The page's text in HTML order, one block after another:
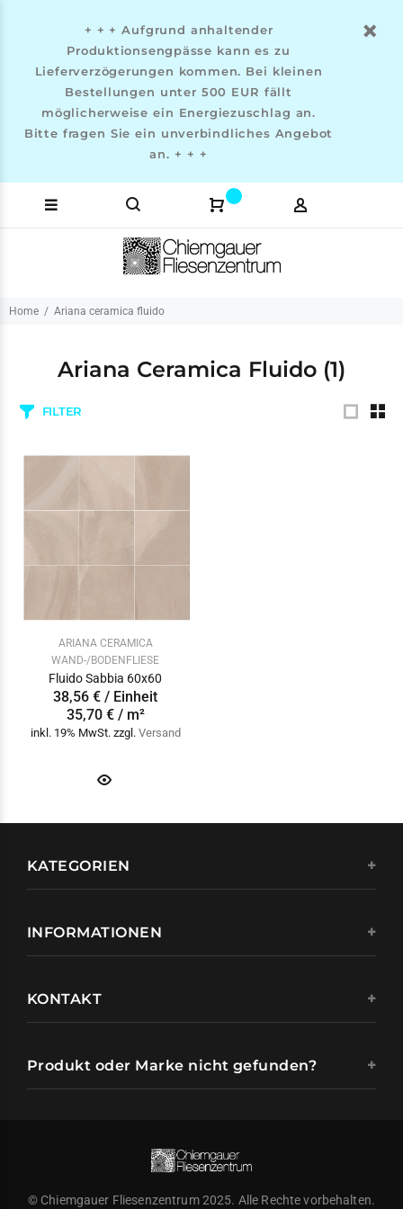
+ + + Aufgrund anhaltender
Produktionsengpässe kann es zu
Lieferverzögerungen kommen. Bei kleinen
Bestellungen unter 500 EUR fällt
möglicherweise ein Energiezuschlag an.
Bitte fragen Sie ein unverbindliches Angebot
an. + + +
Home Ariana ceramica fluido
Ariana Ceramica Fluido (1)
FILTER
ARIANA CERAMICA
WAND-/BODENFLIESE
Fluido Sabbia 60x60
38,56 € / Einheit
35,70 € / m²
inkl. 19% MwSt. zzgl. Versand
KATEGORIEN
INFORMATIONEN
KONTAKT
Produkt oder Marke nicht gefunden?
© Chiemgauer Fliesenzentrum 2025. Alle Rechte vorbehalten.